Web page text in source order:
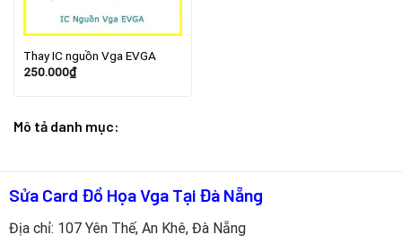
Thay IC nguồn Vga EVGA
250.000₫
Mô tả danh mục:
Sửa Card Đồ Họa Vga Tại Đà Nẵng
Địa chỉ: 107 Yên Thế, An Khê, Đà Nẵng